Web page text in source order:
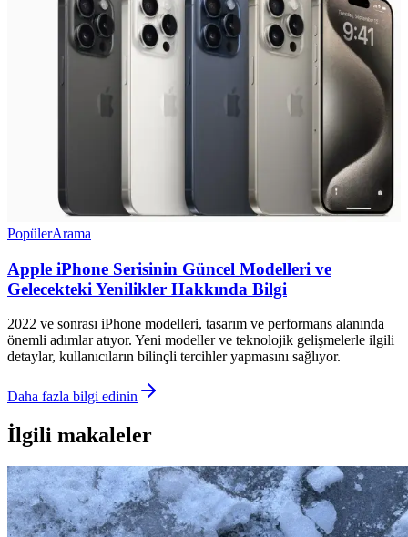
PopülerArama
Apple iPhone Serisinin Güncel Modelleri ve
Gelecekteki Yenilikler Hakkında Bilgi
2022 ve sonrası iPhone modelleri, tasarım ve performans alanında
önemli adımlar atıyor. Yeni modeller ve teknolojik gelişmelerle ilgili
detaylar, kullanıcıların bilinçli tercihler yapmasını sağlıyor.
Daha fazla bilgi edinin
İlgili makaleler